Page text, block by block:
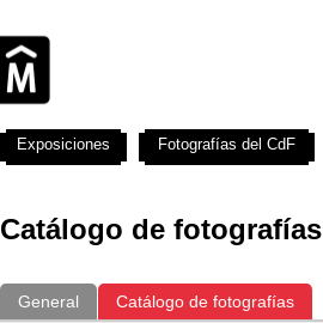
Catálogo de fotografías
General Catálogo de fotografías
Exposiciones Fotografías del CdF